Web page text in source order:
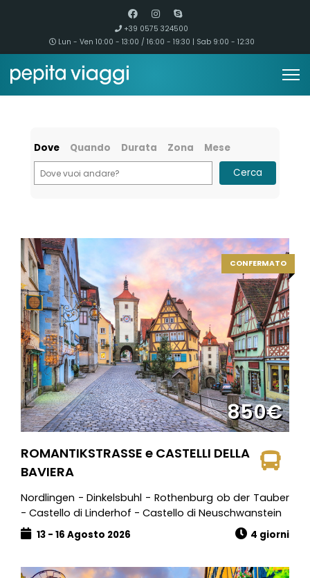
+39 0575 324500
Lun - Ven 10:00 - 13:00 / 16:00 - 19:30 | Sab 9:00 - 12:30
Dove Quando Durata Zona
Mese
Cerca
CONFERMATO
850€
ROMANTIKSTRASSE e CASTELLI DELLA
BAVIERA
Nordlingen - Dinkelsbuhl - Rothenburg ob der Tauber
- Castello di Linderhof - Castello di Neuschwanstein
13 - 16 Agosto 2026 4 giorni